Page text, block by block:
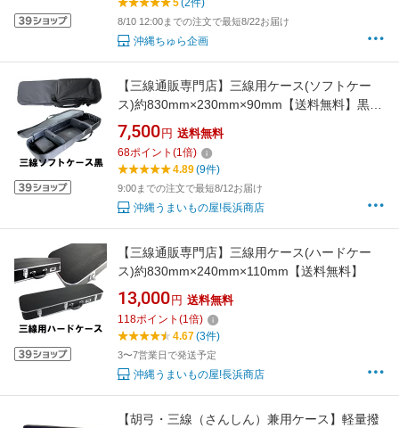
5(2件)
8/10 12:00までの注文で最短8/22お届け
沖縄ちゅら企画
【三線通販専門店】三線用ケース(ソフトケー
ス)約830mm×230mm×90mm【送料無料】黒・
あずき・茶色の3色から選べます三線 ケース リ
ュック
7,500 円 送料無料
68ポイント (1倍)
4.89(9件)
9:00までの注文で最短8/12お届け
沖縄うまいもの屋!長浜商店
【三線通販専門店】三線用ケース(ハードケー
ス)約830mm×240mm×110mm【送料無料】
13,000 円 送料無料
118ポイント (1倍)
4.67(3件)
3〜7営業日で発送予定
沖縄うまいもの屋!長浜商店
【胡弓・三線（さんしん）兼用ケース】軽量撥